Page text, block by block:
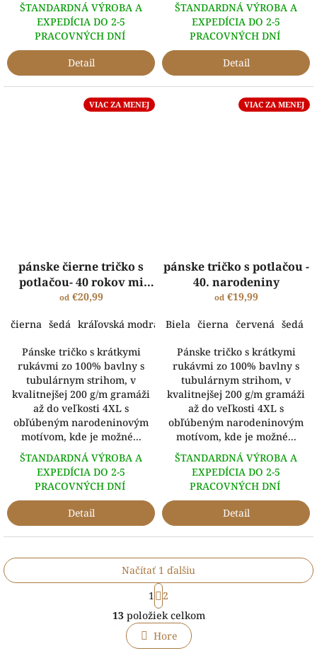
ŠTANDARDNÁ VÝROBA A
EXPEDÍCIA DO 2-5
PRACOVNÝCH DNÍ
Detail
ŠTANDARDNÁ VÝROBA A
EXPEDÍCIA DO 2-5
PRACOVNÝCH DNÍ
Detail
VIAC ZA MENEJ
pánske čierne tričko s
potlačou- 40 rokov mi
trvalo..
od€20,99
čierna šedá kráľovská modrá
Pánske tričko s krátkymi
rukávmi zo 100% bavlny s
tubulárnym strihom, v
kvalitnejšej 200 g/m gramáži
až do veľkosti 4XL s
obľúbeným narodeninovým
motívom, kde je možné...
ŠTANDARDNÁ VÝROBA A
EXPEDÍCIA DO 2-5
PRACOVNÝCH DNÍ
Detail
VIAC ZA MENEJ
pánske tričko s potlačou -
40. narodeniny
od€19,99
Biela čierna červená šedá
Pánske tričko s krátkymi
rukávmi zo 100% bavlny s
tubulárnym strihom, v
kvalitnejšej 200 g/m gramáži
až do veľkosti 4XL s
obľúbeným narodeninovým
motívom, kde je možné...
ŠTANDARDNÁ VÝROBA A
EXPEDÍCIA DO 2-5
PRACOVNÝCH DNÍ
Detail
O
v
l
á
Načítať 1 ďalšiu
S
t
r
á
n
k
1
2
13položiek celkom
Hore